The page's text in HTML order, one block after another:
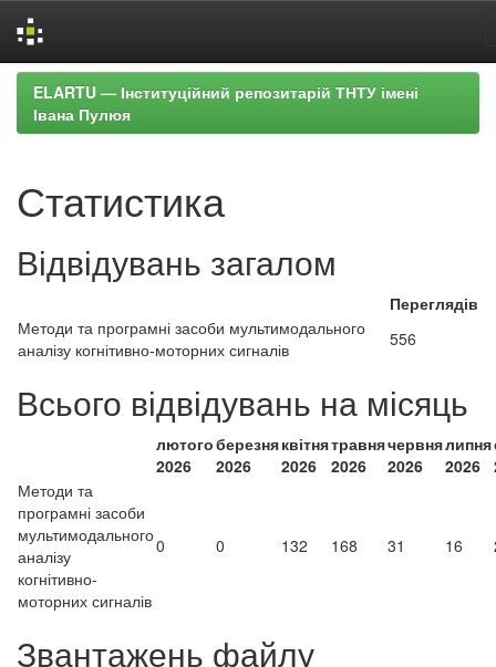
Skip
navigation
ELARTU — Інституційний репозитарій ТНТУ імені
Івана Пулюя
Статистика
Відвідувань загалом
Переглядів
Методи та програмні засоби мультимодального
аналізу когнітивно-моторних сигналів
556
Всього відвідувань на місяць
лютого
2026
березня
2026
квітня
2026
травня
2026
червня
2026
липня
2026
Методи та
програмні засоби
мультимодального
аналізу
когнітивно-
моторних сигналів
0 0 132 168 31 16
Звантажень файлу